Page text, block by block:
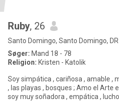
Ruby, 26
Santo Domingo, Santo Domingo,
Søger: Mand 18 - 78
Religion: Kristen - Katolik
Soy simpática , cariñosa , amable ,
, las playas , bosques ; Amo el Arte
soy muy soñadora , empática ,